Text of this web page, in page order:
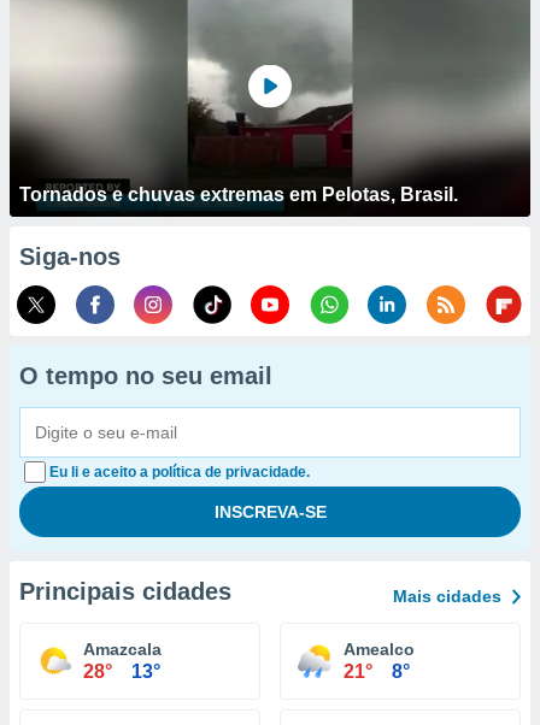
Tornados e chuvas extremas em Pelotas, Brasil.
Siga-nos
O tempo no seu email
Eu li e aceito a política de privacidade.
Principais cidades Mais cidades
Amazcala
28° 13°
Amealco
21° 8°